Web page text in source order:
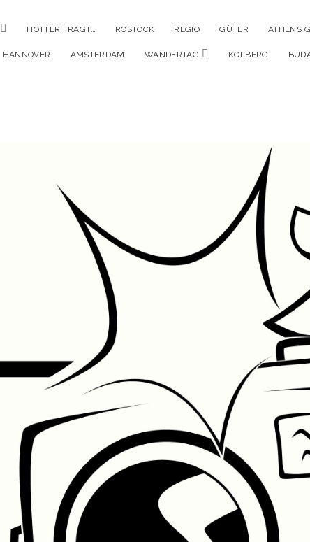
MenüHOTTER FRAGT… ROSTOCK REGIO GÜTER ATHENS
HANNOVER AMSTERDAM WANDERTAG MenüKOLBERG